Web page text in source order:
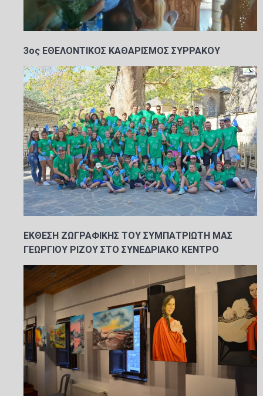
3ος ΕΘΕΛΟΝΤΙΚΟΣ ΚΑΘΑΡΙΣΜΟΣ ΣΥΡΡΑΚΟΥ
ΕΚΘΕΣΗ ΖΩΓΡΑΦΙΚΗΣ ΤΟΥ ΣΥΜΠΑΤΡΙΩΤΗ ΜΑΣ
ΓΕΩΡΓΙΟΥ ΡΙΖΟΥ ΣΤΟ ΣΥΝΕΔΡΙΑΚΟ ΚΕΝΤΡΟ